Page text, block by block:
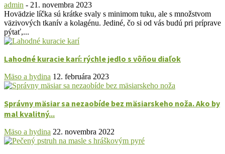
admin - 21. novembra 2023
Hovädzie líčka sú krátke svaly s minimom tuku, ale s množstvom
väzivových tkanív a kolagénu. Jediné, čo si od vás budú pri príprave
pýtať,...
Lahodné kuracie karí: rýchle jedlo s vôňou diaľok
Mäso a hydina 12. februára 2023
Správny mäsiar sa nezaobíde bez mäsiarskeho noža. Ako by
mal kvalitný...
Mäso a hydina 22. novembra 2022